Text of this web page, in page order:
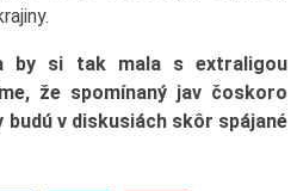
by si tak mala s extraligou
že spomínaný jav čoskoro
v diskusiách skôr spájané